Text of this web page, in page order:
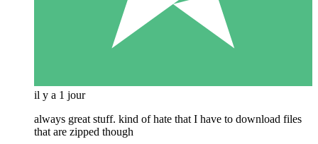
il y a 1 jour
always great stuff. kind of hate that I have to download files
that are zipped though